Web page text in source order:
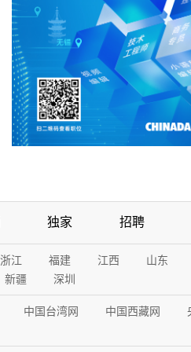
独家 招聘
浙江 福建 江西 山东
新疆 深圳
中国台湾网 中国西藏网